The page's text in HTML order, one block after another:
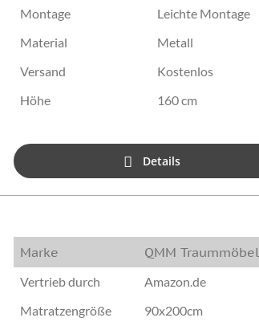
Montage
Leichte Montage
Material
Metall
Versand
Kostenlos
Höhe
160 cm
Details
Marke QMM Traummöbel
Vertrieb durch
Amazon.de
Matratzengröße
90x200cm